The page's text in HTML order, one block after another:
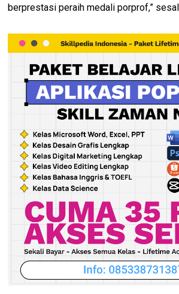
berprestasi peraih medali porprof,”